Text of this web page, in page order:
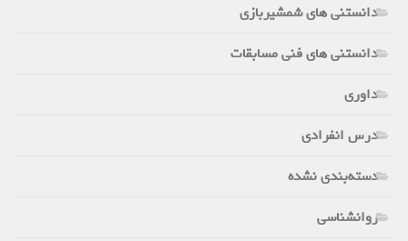
دانستنی های شمشیربازی
دانستنی های فنی مسابقات
داوری
درس انفرادی
دسته‌بندی نشده
روانشناسی